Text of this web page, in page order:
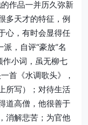
作品一并历久弥新
多天才的特征，例
心，有时会显得任
，自评“豪放”名
作小词，虽无柳七
首《水调歌头》，
所写）；对待生活
道高僧，他很善于
消解悲苦；为官他